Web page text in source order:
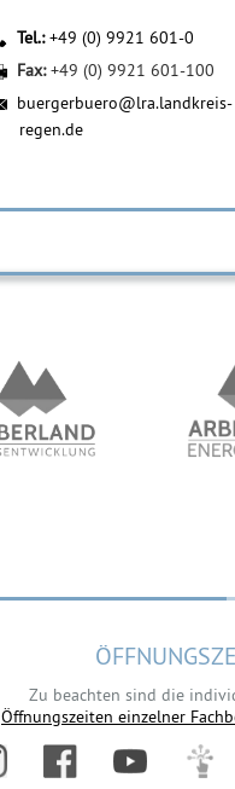
Tel.:+49 (0) 9921 601-0
Fax:+49 (0) 9921 601-100
buergerbuero@lra.landkreis-
regen.de
Zu beachten sind die
Öffnungszeiten einzelner